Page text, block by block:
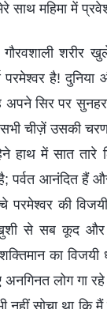
महिमा में
गौरवशाली
है!
अपने सिर पर
सभी चीज़ें उसकी
हाथ में सात
है; पर्वत आनंदित
की
से सब कूद और
का
लोग गा
नहीं सोचा था कि